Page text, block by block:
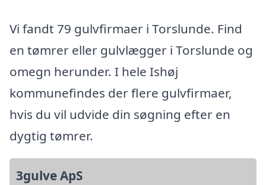
Vi fandt 79 gulvfirmaer i Torslunde. Find
en tømrer eller gulvlægger i Torslunde og
omegn herunder. I hele Ishøj
kommunefindes der flere gulvfirmaer,
hvis du vil udvide din søgning efter en
dygtig tømrer.
3gulve ApS